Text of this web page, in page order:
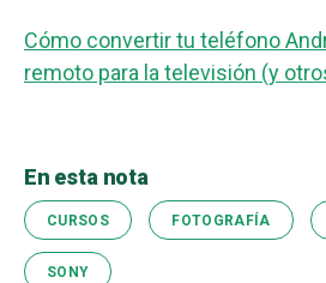
Cómo convertir tu teléfono
remoto para la televisión (y
En esta nota
CURSOS FOTOGRAFÍA
SONY